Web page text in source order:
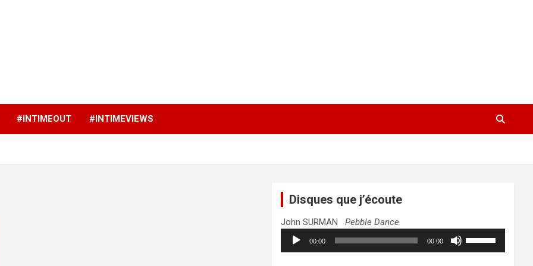
#INTIMEOUT #INTIMEVIEWS
Disques que j’écoute
John SURMANPebble Dance
Lecteur
audio
00:00 00:00